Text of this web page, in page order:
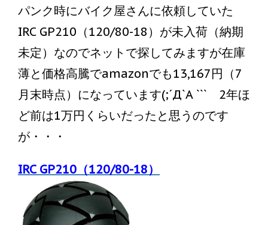
パンク時にバイク屋さんに依頼していた
IRC GP210（120/80-18）が未入荷（納期
未定）なのでネットで探してみますが在庫
薄と価格高騰でamazonでも13,167円（7
月末時点）になっています(;´Д`A ``` 2年ほ
ど前は1万円くらいだったと思うのです
が・・・
IRC GP210（120/80-18）